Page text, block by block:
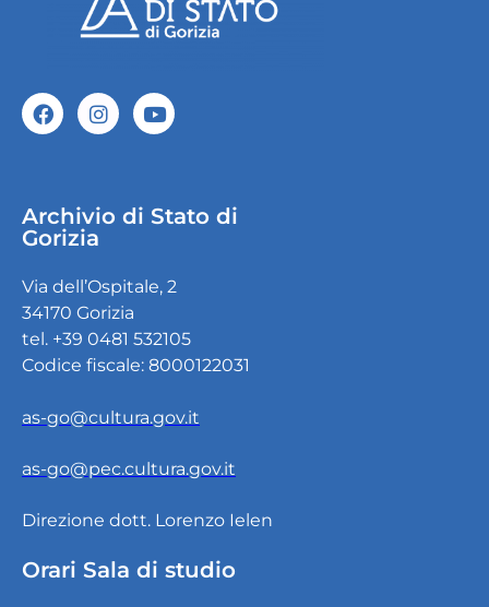
Archivio di Stato di
Gorizia
Via dell’Ospitale, 2
34170 Gorizia
tel. +39 0481 532105
Codice fiscale: 8000122031
as-go@cultura.gov.it
as-go@pec.cultura.gov.it
Direzione dott. Lorenzo Ielen
Orari Sala di studio